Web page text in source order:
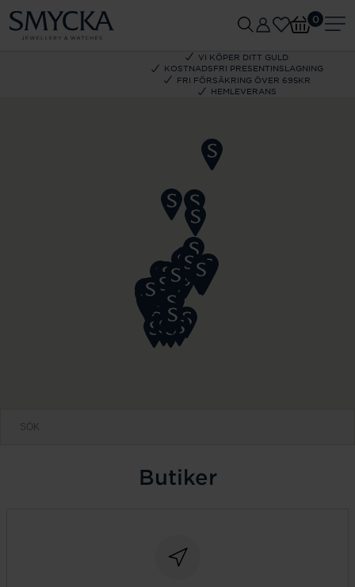
VI KÖPER DITT GULD
KOSTNADSFRI PRESENTINSLAGNING
FRI FÖRSÄKRING ÖVER 695KR
HEMLEVERANS
0
Butiker